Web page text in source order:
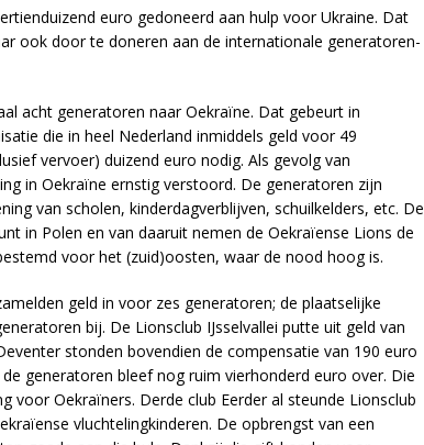
euro gedoneerd aan hulp voor Ukraine. Dat
ook door te doneren aan de internationale generatoren-
acht generatoren naar Oekraïne. Dat gebeurt in
die in heel Nederland inmiddels geld voor 49
vervoer) duizend euro nodig. Als gevolg van
in Oekraïne ernstig verstoord. De generatoren zijn
van scholen, kinderdagverblijven, schuilkelders, etc. De
in Polen en van daaruit nemen de Oekraïense Lions de
voor het (zuid)oosten, waar de nood hoog is.
geld in voor zes generatoren; de plaatselijke
bij. De Lionsclub IJsselvallei putte uit geld van
stonden bovendien de compensatie van 190 euro
generatoren bleef nog ruim vierhonderd euro over. Die
voor Oekraïners. Derde club Eerder al steunde Lionsclub
vluchtelingkinderen. De opbrengst van een